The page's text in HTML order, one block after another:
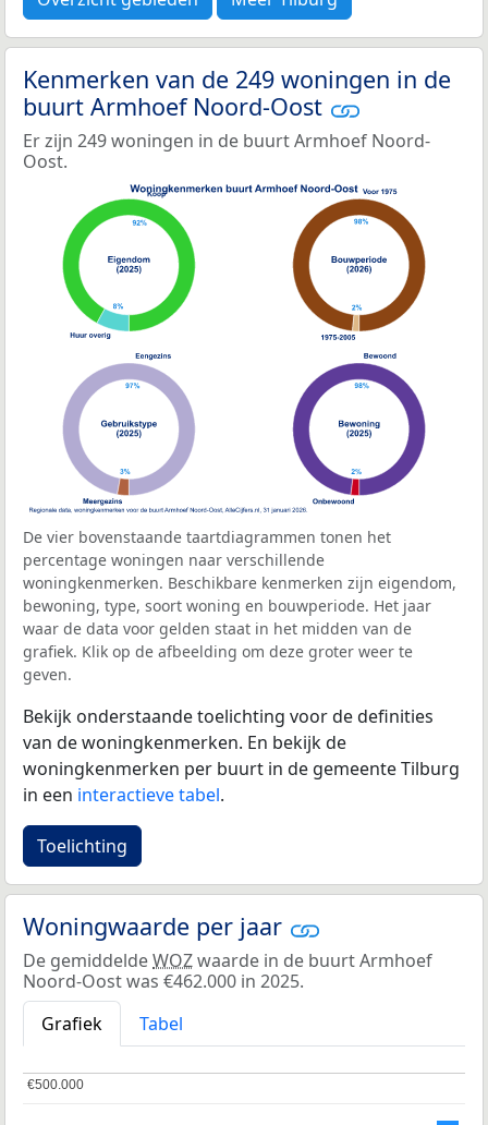
Kenmerken van de 249 woningen in de
buurt Armhoef Noord-Oost
Er zijn 249 woningen in de buurt Armhoef Noord-
Oost.
De vier bovenstaande taartdiagrammen tonen het
percentage woningen naar verschillende
woningkenmerken. Beschikbare kenmerken zijn eigendom,
bewoning, type, soort woning en bouwperiode. Het jaar
waar de data voor gelden staat in het midden van de
grafiek. Klik op de afbeelding om deze groter weer te
geven.
Bekijk onderstaande toelichting voor de definities
van de woningkenmerken. En bekijk de
woningkenmerken per buurt in de gemeente Tilburg
in een interactieve tabel.
Toelichting
Woningwaarde per jaar
De gemiddeldeWOZwaarde in de buurt Armhoef
Noord-Oost was €462.000 in 2025.
Grafiek
Tabel
€500.000
€500.000